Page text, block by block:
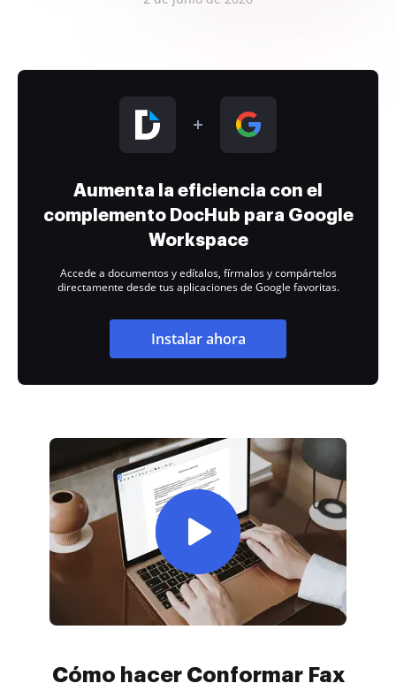
Aumenta la eficiencia con el
complemento DocHub para Google
Workspace
Accede a documentos y edítalos, fírmalos y compártelos
directamente desde tus aplicaciones de Google favoritas.
Instalar ahora
Cómo hacer Conformar Fax